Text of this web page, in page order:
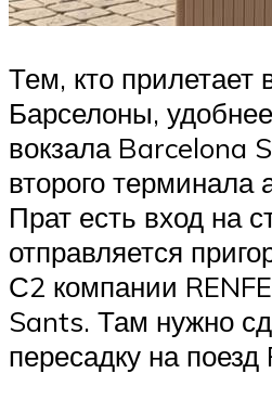
Тем, кто прилетает
Барселоны,
вокзала Barcelona
второго терминала
Прат есть вход на
отправляется
С2 компании
Sants. Там нужно
пересадку на поезд